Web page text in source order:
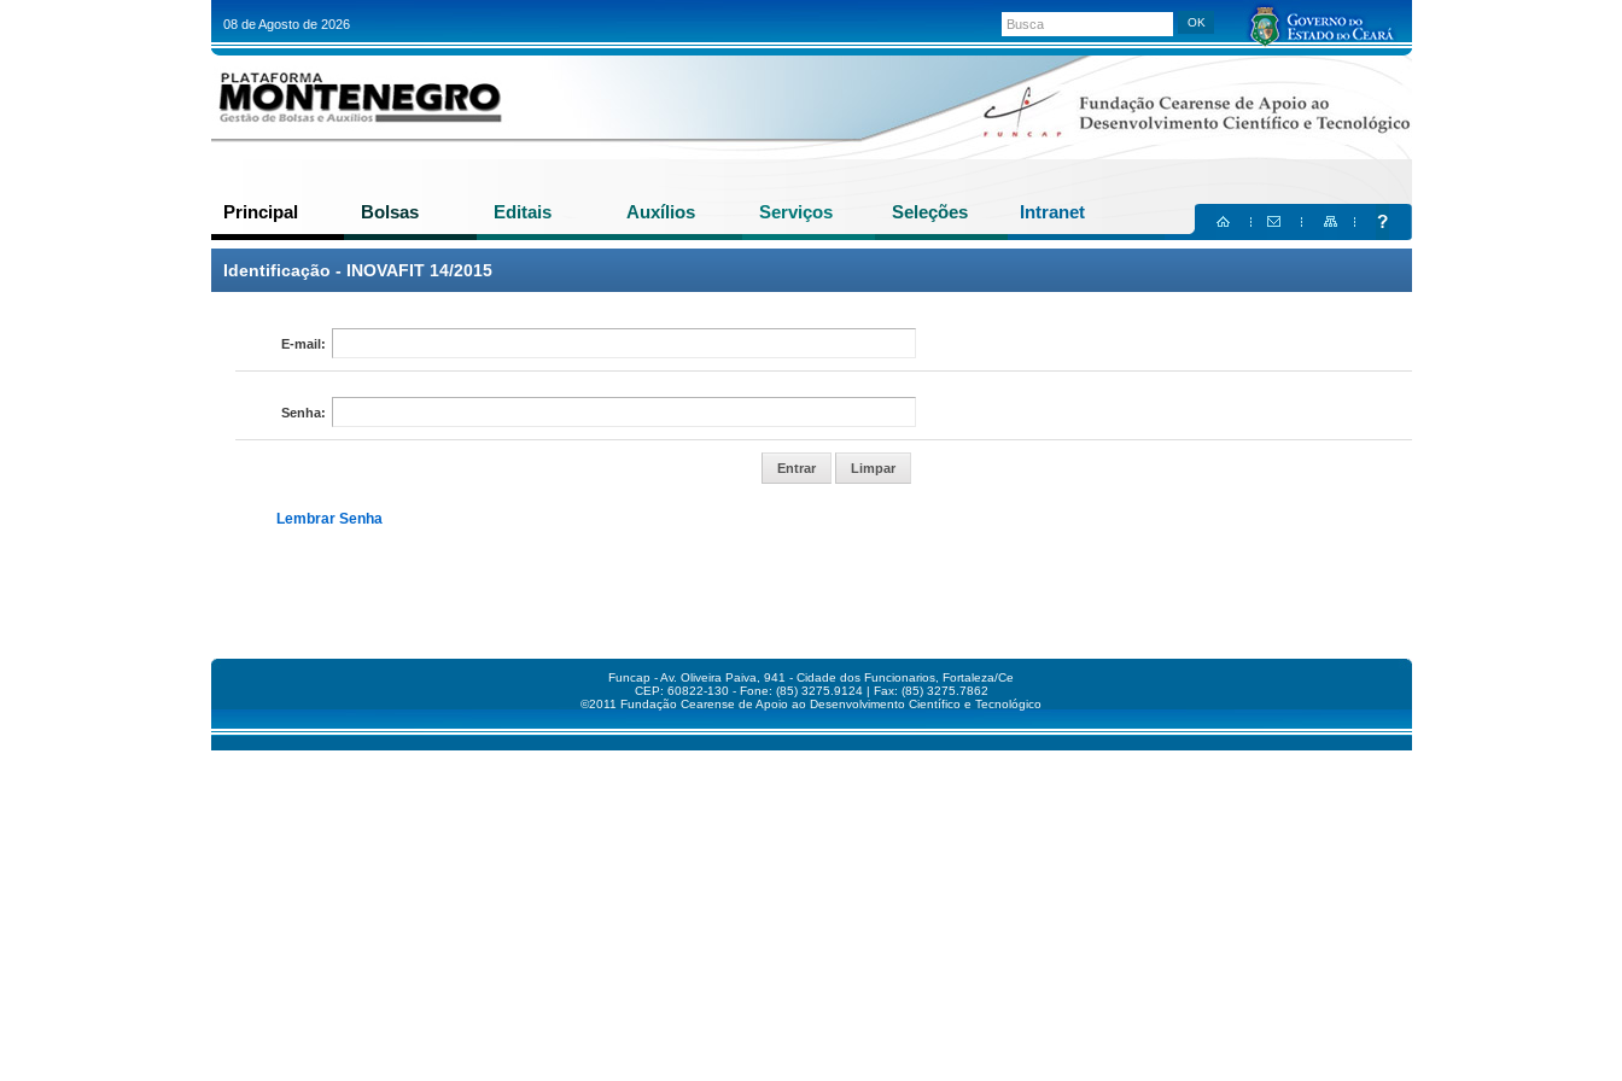
Funcap - Av. Oliveira Paiva, 941 - Cidade dos Funcionarios, Fortaleza/Ce
CEP: 60822-130 - Fone: (85) 3275.9124 | Fax: (85) 3275.7862
©2011 Fundação Cearense de Apoio ao Desenvolvimento Científico e Tecnológico